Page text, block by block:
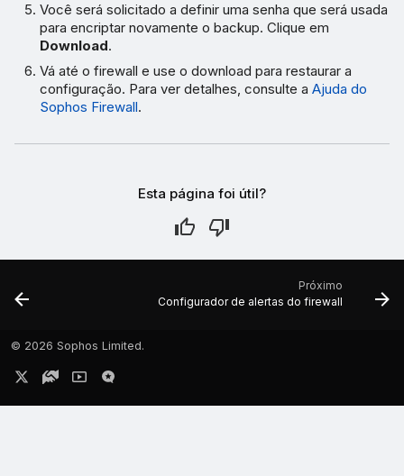
Você será solicitado a definir uma senha que será usada
para encriptar novamente o backup. Clique em
Download.
Vá até o firewall e use o download para restaurar a
configuração. Para ver detalhes, consulte aAjuda do
Sophos Firewall.
Esta página foi útil?
Próximo
Configurador de alertas do firewall
© 2026 Sophos Limited.